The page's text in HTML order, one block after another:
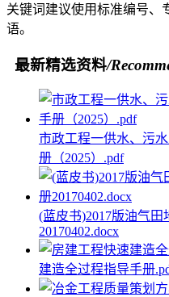
关键词建议使用标准编号、
语。
最新精选资料/
市政工程一供水、污
册（2025）.pdf
(蓝皮书)2017版油气
20170402.docx
建造全过程指导手册